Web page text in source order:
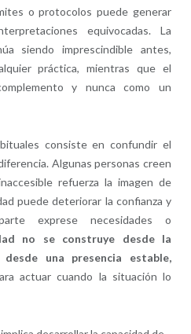
o protocolos puede generar
equivocadas. La
siendo imprescindible antes,
práctica, mientras que el
y nunca como un
consiste en confundir el
Algunas personas creen
refuerza la imagen de
puede deteriorar la confianza y
exprese necesidades o
no se construye desde la
una presencia estable,
actuar cuando la situación lo